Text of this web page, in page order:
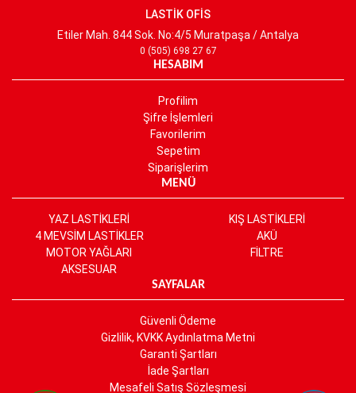
LASTİK OFİS
Etiler Mah. 844 Sok. No:4/5 Muratpaşa / Antalya
0 (505) 698 27 67
HESABIM
Profilim
Şifre İşlemleri
Favorilerim
Sepetim
Siparişlerim
MENÜ
YAZ LASTİKLERİ
KIŞ LASTİKLERİ
4 MEVSİM LASTİKLER
AKÜ
MOTOR YAĞLARI
FİLTRE
AKSESUAR
SAYFALAR
Güvenli Ödeme
Gizlilik, KVKK Aydınlatma Metni
Garanti Şartları
İade Şartları
Mesafeli Satış Sözleşmesi